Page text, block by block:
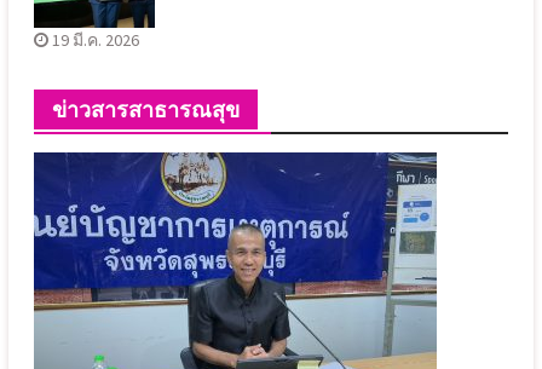
19 มี.ค. 2026
ข่าวสารสาธารณสุข